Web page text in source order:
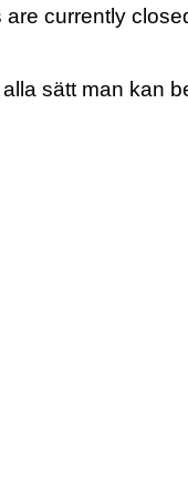
currently